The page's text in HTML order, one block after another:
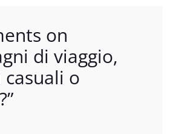
on
di viaggio,
o
”